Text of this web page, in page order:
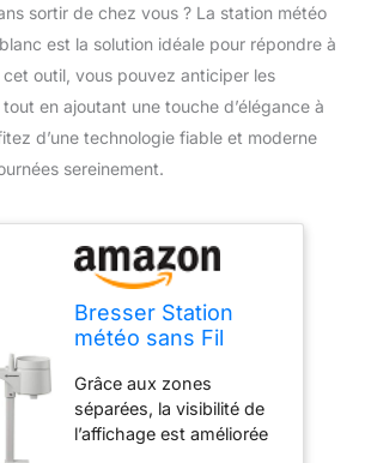
sortir de chez vous ? La station météo
est la solution idéale pour répondre à
outil, vous pouvez anticiper les
en ajoutant une touche d’élégance à
d’une technologie fiable et moderne
sereinement.
Bresser Station
météo sans Fil
Grâce aux zones
séparées, la visibilité de
l’affichage est améliorée